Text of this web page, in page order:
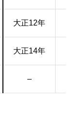
大正12年
大正14年
–